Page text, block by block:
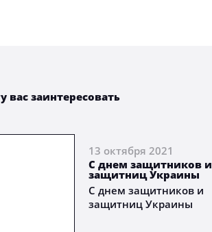
вас заинтересовать
13 октября 2021
C днем защитников и
защитниц Украины
C днем защитников и
защитниц Украины